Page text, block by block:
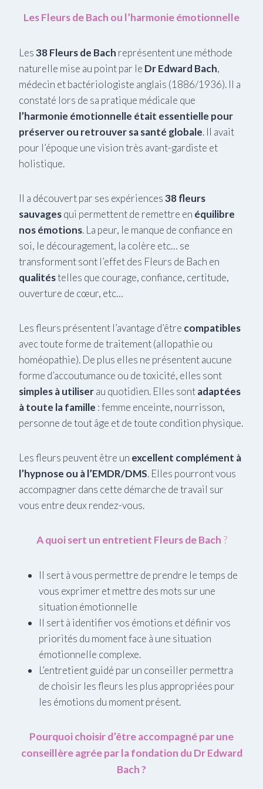
Les Fleurs de Bach ou l’harmonie émotionnelle
Les38 Fleurs de Bach représentent une méthode
naturelle mise au point par le Dr Edward Bach,
médecin et bactériologiste anglais (1886/1936). Il a
constaté lors de sa pratique médicale que
l’harmonie émotionnelle était essentielle pour
préserver ou retrouver sa santé globale. Il avait
pour l’époque une vision très avant-gardiste et
holistique.
Il a découvert par ses expériences38 fleurs
sauvagesqui permettent de remettre en équilibre
nos émotions. La peur, le manque de confiance en
soi, le découragement, la colère etc… se
transforment sont l’effet des Fleurs de Bach en
qualitéstelles que courage, confiance, certitude,
ouverture de cœur, etc…
Les fleurs présentent l’avantage d’être compatibles
avec toute forme de traitement (allopathie ou
homéopathie). De plus elles ne présentent aucune
forme d’accoutumance ou de toxicité, elles sont
simples à utiliserau quotidien. Elles sontadaptées
à toute la famille : femme enceinte, nourrisson,
personne de tout âge et de toute condition physique.
Les fleurs peuvent être un excellent complément à
l’hypnose ou à l’EMDR/DMS. Elles pourront vous
accompagner dans cette démarche de travail sur
vous entre deux rendez-vous.
A quoi sert un entretient Fleurs de Bach ?
Il sert à vous permettre de prendre le temps de
vous exprimer et mettre des mots sur une
situation émotionnelle
Il sert à identifier vos émotions et définir vos
priorités du moment face à une situation
émotionnelle complexe.
L’entretient guidé par un conseiller permettra
de choisir les fleurs les plus appropriées pour
les émotions du moment présent.
Pourquoi choisir d’être accompagné par une
conseillère agrée par la fondation du Dr Edward
Bach ?